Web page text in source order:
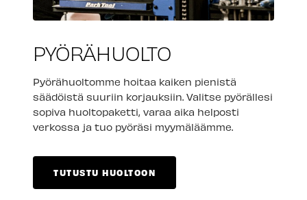
PYÖRÄHUOLTO
Pyörähuoltomme hoitaa kaiken pienistä
säädöistä suuriin korjauksiin. Valitse pyörällesi
sopiva huoltopaketti, varaa aika helposti
verkossa ja tuo pyöräsi myymäläämme.
TUTUSTU HUOLTOON